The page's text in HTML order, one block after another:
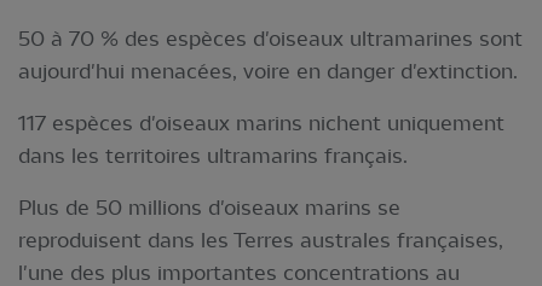
50 à 70 % des espèces d'oiseaux ultramarines sont
aujourd'hui menacées, voire en danger d'extinction.
117 espèces d'oiseaux marins nichent uniquement
dans les territoires ultramarins français.
Plus de 50 millions d'oiseaux marins se
reproduisent dans les Terres australes françaises,
l'une des plus importantes concentrations au